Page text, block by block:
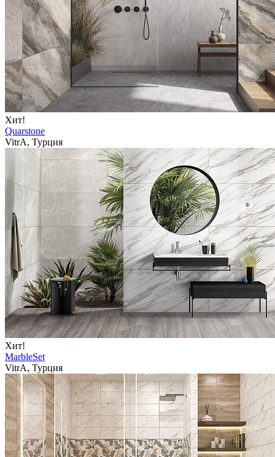
Хит!
Quarstone
VitrA, Турция
Хит!
MarbleSet
VitrA, Турция